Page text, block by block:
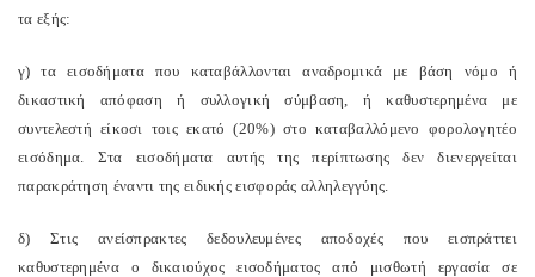
τα εξής:
γ) τα εισοδήματα που καταβάλλονται αναδρομικά με βάση νόμο ή
δικαστική απόφαση ή συλλογική σύμβαση, ή καθυστερημένα με
συντελεστή είκοσι τοις εκατό (20%) στο καταβαλλόμενο φορολογητέο
εισόδημα. Στα εισοδήματα αυτής της περίπτωσης δεν διενεργείται
παρακράτηση έναντι της ειδικής εισφοράς αλληλεγγύης.
δ) Στις ανείσπρακτες δεδουλευμένες αποδοχές που εισπράττει
καθυστερημένα ο δικαιούχος εισοδήματος από μισθωτή εργασία σε